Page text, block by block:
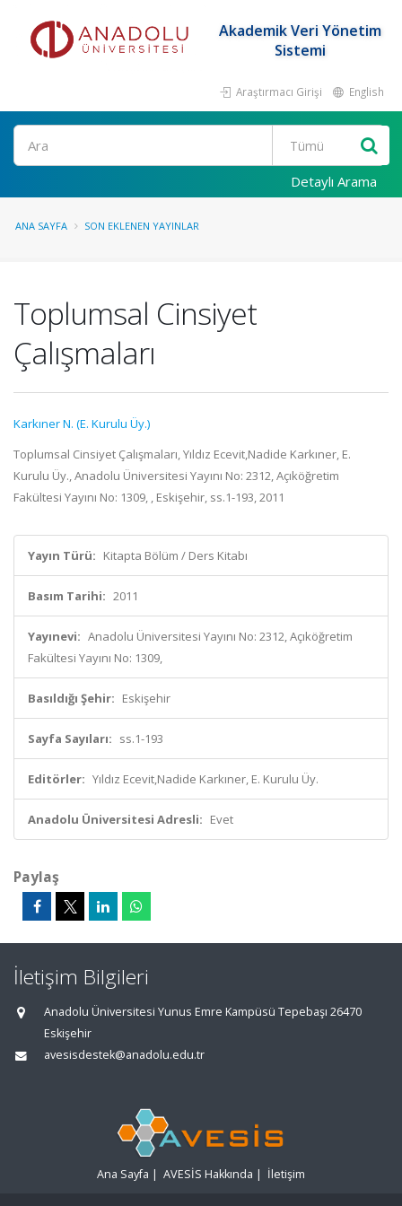
Akademik Veri Yönetim
Sistemi
Araştırmacı Girişi English
Ara
Detaylı Arama
ANA SAYFA SON EKLENEN YAYINLAR
Toplumsal Cinsiyet
Çalışmaları
Karkıner N. (E. Kurulu Üy.)
Toplumsal Cinsiyet Çalışmaları, Yıldız Ecevit,Nadide Karkıner, E.
Kurulu Üy., Anadolu Üniversitesi Yayını No: 2312, Açıköğretim
Fakültesi Yayını No: 1309, , Eskişehir, ss.1-193, 2011
Yayın Türü: Kitapta Bölüm / Ders Kitabı
Basım Tarihi: 2011
Yayınevi: Anadolu Üniversitesi Yayını No: 2312, Açıköğretim
Fakültesi Yayını No: 1309,
Basıldığı Şehir: Eskişehir
Sayfa Sayıları: ss.1-193
Editörler: Yıldız Ecevit,Nadide Karkıner, E. Kurulu Üy.
Anadolu Üniversitesi Adresli: Evet
Paylaş
İletişim Bilgileri
Anadolu Üniversitesi Yunus Emre Kampüsü Tepebaşı 26470
Eskişehir
avesisdestek@anadolu.edu.tr
Ana Sayfa | AVESİS Hakkında | İletişim